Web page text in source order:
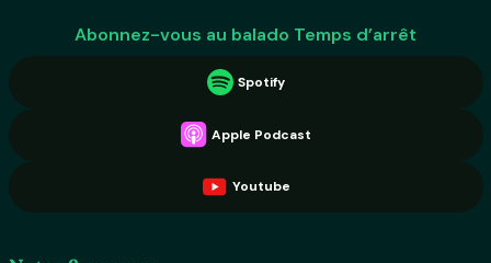
Abonnez-vous au balado Temps d’arrêt
Spotify
Apple Podcast
Youtube